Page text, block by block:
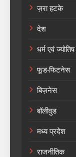
ज़रा हटके
देश
धर्म एवं ज्योतिष
फूड-फिटनेस
बिज़नेस
बॉलीवुड
मध्य प्रदेश
राजनीतिक